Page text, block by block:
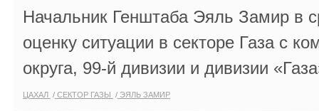
Начальник Генштаба Эяль Замир в
оценку ситуации в секторе Газа с
округа, 99-й дивизии и дивизии
ЦАХАЛ СЕКТОР ГАЗЫ ЭЯЛЬ ЗАМИР